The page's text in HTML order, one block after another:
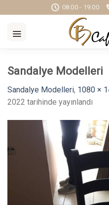
to
content
08:00 - 19:00
Sandalye Modelleri
Sandalye Modelleri, 1080 ×
2022 tarihinde yayınlandı